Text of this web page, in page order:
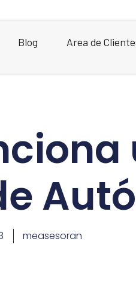
Blog Area de
measesoran